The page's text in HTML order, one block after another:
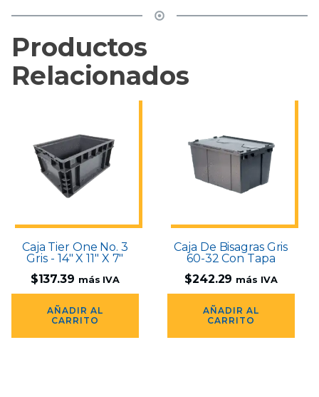
Productos
Relacionados
Caja Tier One No. 3
Gris - 14" X 11" X 7"
$137.39 más IVA
AÑADIR AL
CARRITO
Caja De Bisagras Gris
60-32 Con Tapa
$242.29 más IVA
AÑADIR AL
CARRITO